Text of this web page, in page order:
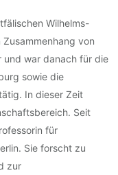
Wilhelms-
von
und war danach für die
sowie die
In dieser Zeit
Seit
für
Sie forscht zu
zur